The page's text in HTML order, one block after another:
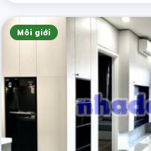
Môi giới